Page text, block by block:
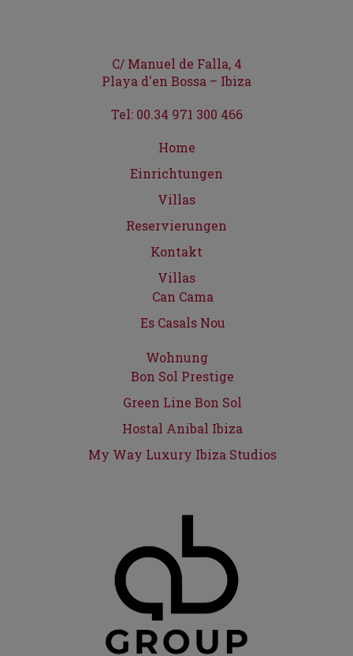
C/ Manuel de Falla, 4
Playa d'en Bossa – Ibiza
Tel: 00.34 971 300 466
Home
Einrichtungen
Villas
Reservierungen
Kontakt
Villas
Can Cama
Es Casals Nou
Wohnung
Bon Sol Prestige
Green Line Bon Sol
Hostal Anibal Ibiza
My Way Luxury Ibiza Studios